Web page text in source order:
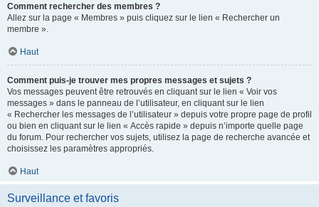
Comment rechercher des membres ?
Allez sur la page « Membres » puis cliquez sur le lien « Rechercher un
membre ».
Haut
Comment puis-je trouver mes propres messages et sujets ?
Vos messages peuvent être retrouvés en cliquant sur le lien « Voir vos
messages » dans le panneau de l’utilisateur, en cliquant sur le lien
« Rechercher les messages de l’utilisateur » depuis votre propre page de profil
ou bien en cliquant sur le lien « Accès rapide » depuis n’importe quelle page
du forum. Pour rechercher vos sujets, utilisez la page de recherche avancée et
choisissez les paramètres appropriés.
Haut
Surveillance et favoris